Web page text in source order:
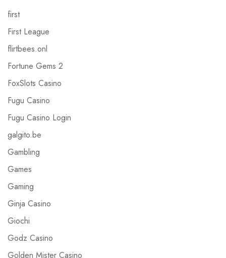
first
First League
flirtbees.onl
Fortune Gems 2
FoxSlots Casino
Fugu Casino
Fugu Casino Login
galgito.be
Gambling
Games
Gaming
Ginja Casino
Giochi
Godz Casino
Golden Mister Casino